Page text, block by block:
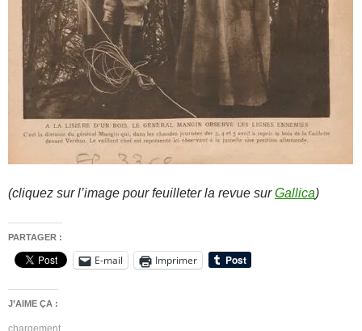
(cliquez sur l’image pour feuilleter la revue surGallica)
PARTAGER :
E-mail Imprimer
J’AIME ÇA :
chargement…